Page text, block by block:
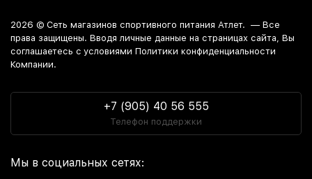
2026 © Сеть магазинов спортивного питания Атлет. — Все
права защищены. Вводя личные данные на страницах сайта, Вы
соглашаетесь c условиями Политики конфиденциальности
Компании.
+7 (905) 40 56 555
Телефон поддержки
Мы в социальных сетях: